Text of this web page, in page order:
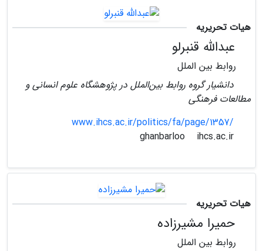
هیات تحریریه
عبدالله قنبرلو
روابط بین الملل
دانشیار گروه روابط بین‌الملل در پژوهشگاه علوم انسانی و
مطالعات فرهنگی
www.ihcs.ac.ir/politics/fa/page/1357/
ihcs.ac.ir
هیات تحریریه
حمیرا مشیرزاده
روابط بین الملل